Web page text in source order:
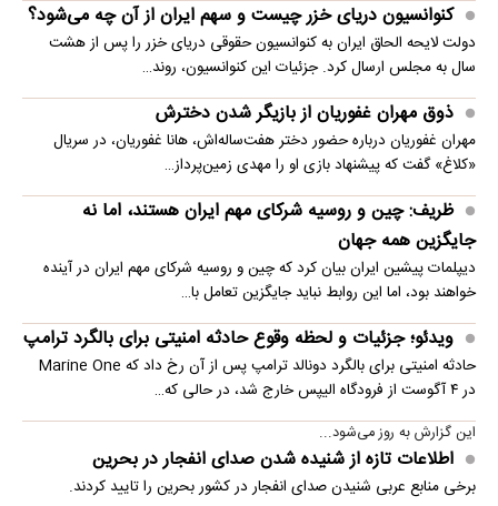
کنوانسیون دریای خزر چیست و سهم ایران از آن چه می‌شود؟
دولت لایحه الحاق ایران به کنوانسیون حقوقی دریای خزر را پس از هشت
سال به مجلس ارسال کرد. جزئیات این کنوانسیون، روند…
ذوق مهران غفوریان از بازیگر شدن دخترش
مهران غفوریان درباره حضور دختر هفت‌ساله‌اش، هانا غفوریان، در سریال
«کلاغ» گفت که پیشنهاد بازی او را مهدی زمین‌پرداز…
ظریف: چین و روسیه شرکای مهم ایران هستند، اما نه
جایگزین همه جهان
دیپلمات پیشین ایران بیان کرد که چین و روسیه شرکای مهم ایران در آینده
خواهند بود، اما این روابط نباید جایگزین تعامل با…
ویدئو؛ جزئیات و لحظه وقوع حادثه امنیتی برای بالگرد ترامپ
حادثه امنیتی برای بالگرد دونالد ترامپ پس از آن رخ داد که Marine One
در ۴ آگوست از فرودگاه الیپس خارج شد، در حالی که…
این گزارش به روز می‌شود...
اطلاعات تازه از شنیده شدن صدای انفجار در بحرین
برخی منابع عربی شنیدن صدای انفجار در کشور بحرین را تایید کردند.